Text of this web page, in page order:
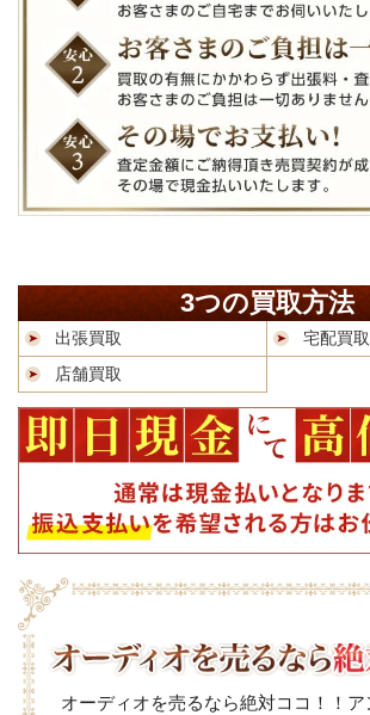
3つの買取方法
出張買取
宅配買取
店舗買取
オーディオを売るなら絶対ココ！！